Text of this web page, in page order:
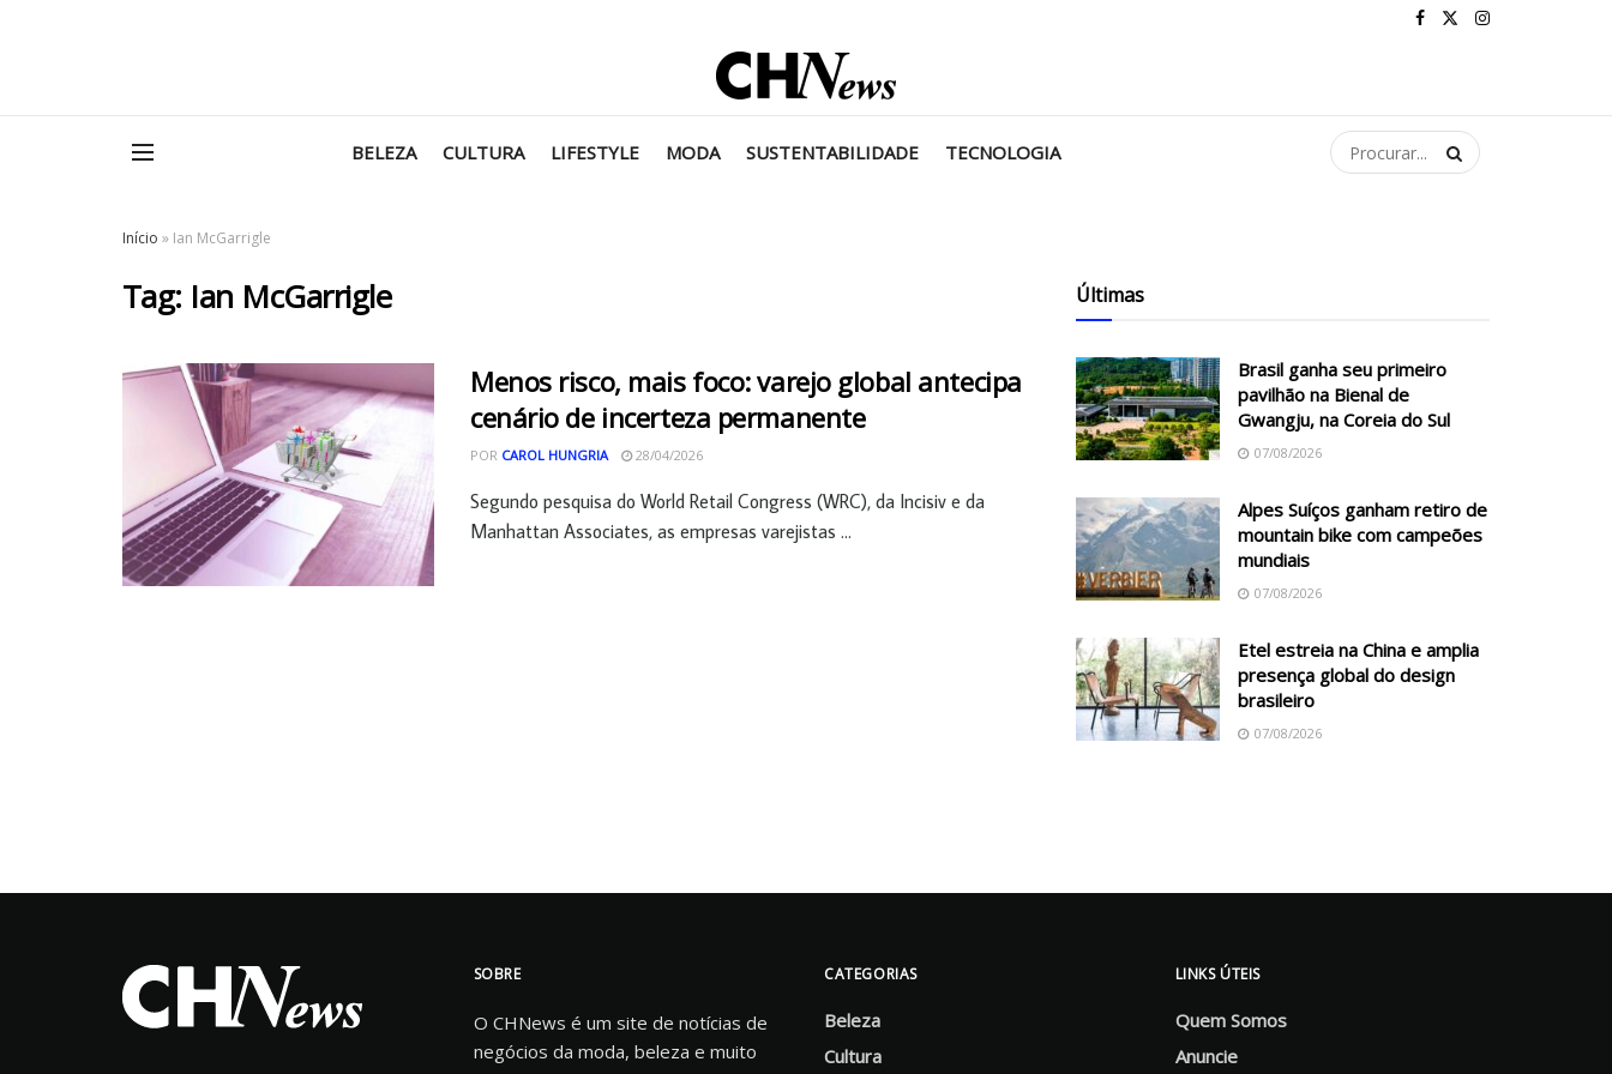
BELEZA CULTURA LIFESTYLE MODA SUSTENTABILIDADE TECNOLOGIA
Início » Ian McGarrigle
Tag: Ian McGarrigle
Menos risco, mais foco: varejo global antecipa
cenário de incerteza permanente
POR CAROL HUNGRIA 28/04/2026
Segundo pesquisa do World Retail Congress (WRC), da Incisiv e da
Manhattan Associates, as empresas varejistas ...
Últimas
Brasil ganha seu primeiro
pavilhão na Bienal de
Gwangju, na Coreia do Sul
07/08/2026
Alpes Suíços ganham retiro de
mountain bike com campeões
mundiais
07/08/2026
Etel estreia na China e amplia
presença global do design
brasileiro
07/08/2026
SOBRE
O CHNews é um site de notícias de
negócios da moda, beleza e muito
CATEGORIAS
Beleza
Cultura
LINKS ÚTEIS
Quem Somos
Anuncie